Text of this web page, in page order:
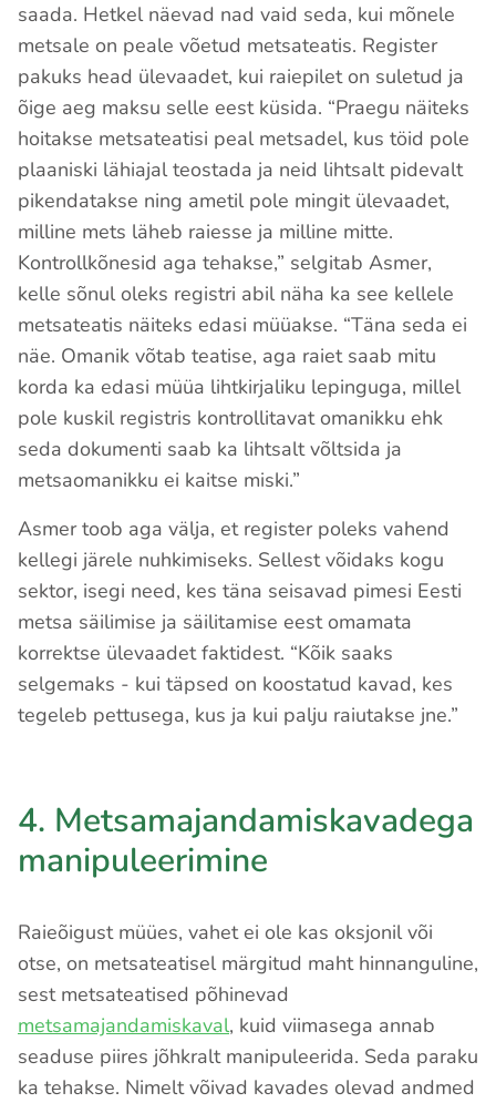
saada. Hetkel näevad nad vaid seda, kui mõnele
metsale on peale võetud metsateatis. Register
pakuks head ülevaadet, kui raiepilet on suletud ja
õige aeg maksu selle eest küsida. “Praegu näiteks
hoitakse metsateatisi peal metsadel, kus töid pole
plaaniski lähiajal teostada ja neid lihtsalt pidevalt
pikendatakse ning ametil pole mingit ülevaadet,
milline mets läheb raiesse ja milline mitte.
Kontrollkõnesid aga tehakse,” selgitab Asmer,
kelle sõnul oleks registri abil näha ka see kellele
metsateatis näiteks edasi müüakse. “Täna seda ei
näe. Omanik võtab teatise, aga raiet saab mitu
korda ka edasi müüa lihtkirjaliku lepinguga, millel
pole kuskil registris kontrollitavat omanikku ehk
seda dokumenti saab ka lihtsalt võltsida ja
metsaomanikku ei kaitse miski.”
Asmer toob aga välja, et register poleks vahend
kellegi järele nuhkimiseks. Sellest võidaks kogu
sektor, isegi need, kes täna seisavad pimesi Eesti
metsa säilimise ja säilitamise eest omamata
korrektse ülevaadet faktidest. “Kõik saaks
selgemaks - kui täpsed on koostatud kavad, kes
tegeleb pettusega, kus ja kui palju raiutakse jne.”
4. Metsamajandamiskavadega
manipuleerimine
Raieõigust müües, vahet ei ole kas oksjonil või
otse, on metsateatisel märgitud maht hinnanguline,
sest metsateatised põhinevad
metsamajandamiskaval, kuid viimasega annab
seaduse piires jõhkralt manipuleerida. Seda paraku
ka tehakse. Nimelt võivad kavades olevad andmed